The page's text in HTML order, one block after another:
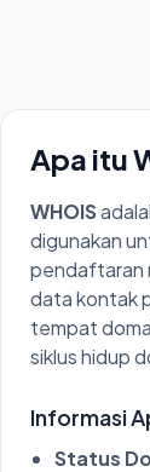
Apa itu
WHOIS
digunakan
pendaftaran
data kontak
tempat
siklus hidup
Informasi
Status